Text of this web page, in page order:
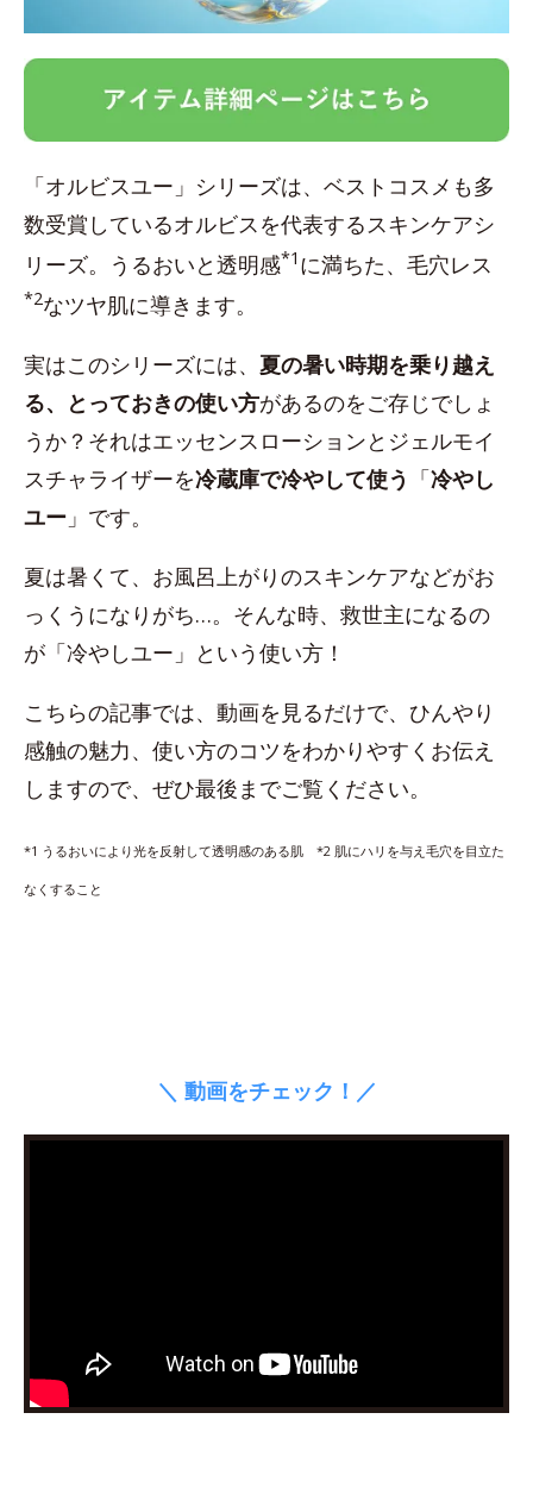
「オルビスユー」シリーズは、ベストコスメも多
数受賞しているオルビスを代表するスキンケアシ
リーズ。うるおいと透明感*1 に満ちた、毛穴レス
*2なツヤ肌に導きます。
実はこのシリーズには、 夏の暑い時期を乗り越え
る、とっておきの使い方があるのをご存じでしょ
うか？それはエッセンスローションとジェルモイ
スチャライザーを冷蔵庫で冷やして使う 「冷やし
ユー 」です。
夏は暑くて、お風呂上がりのスキンケアなどがお
っくうになりがち…。そんな時、救世主になるの
が「冷やしユー」という使い方！
こちらの記事では、動画を見るだけで、ひんやり
感触の魅力、使い方のコツをわかりやすくお伝え
しますので、ぜひ最後までご覧ください。
*1 うるおいにより光を反射して透明感のある肌 *2 肌にハリを与え毛穴を目立た
なくすること
＼ 動画をチェック！／